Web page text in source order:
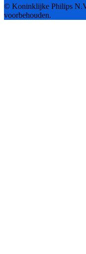
© Koninklijke Philips
voorbehouden.